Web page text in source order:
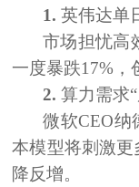
1.英伟达单
市场担忧高
一度暴跌17%，
2.算力需求
微软CEO纳
本模型将刺激
降反增。